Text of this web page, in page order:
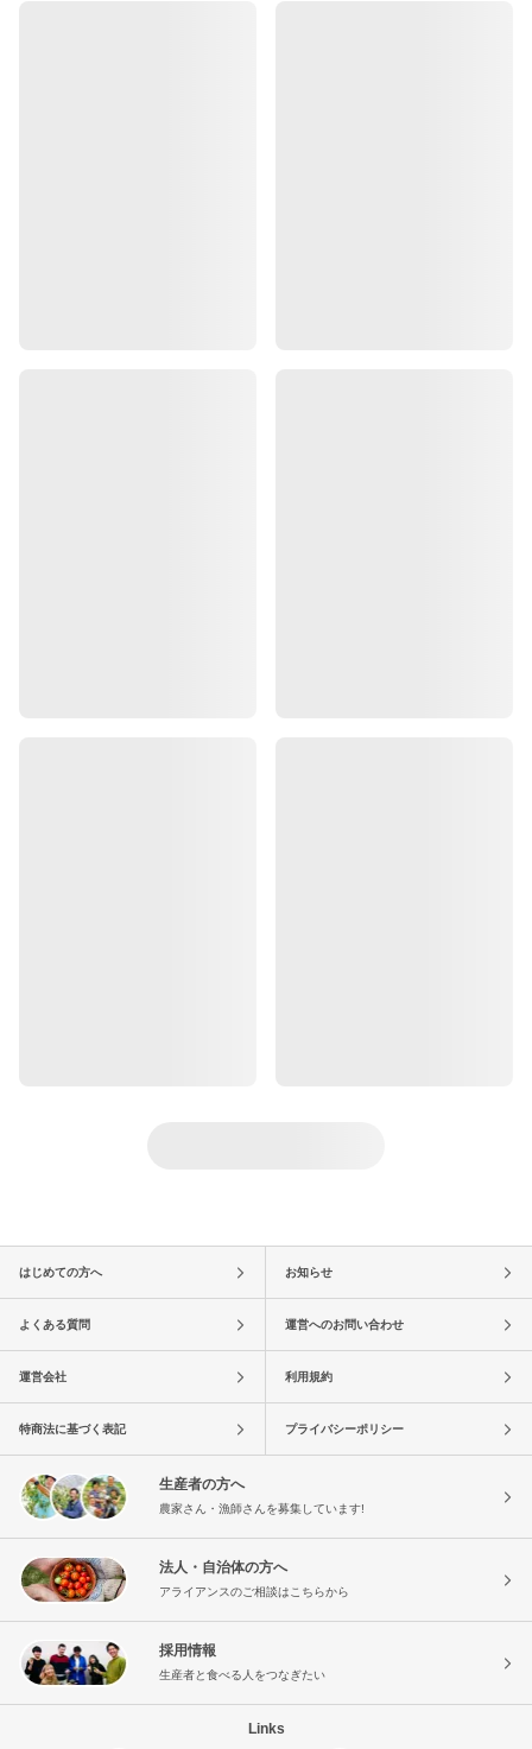
はじめての方へ お知らせ
よくある質問 運営へのお問い合わせ
運営会社 利用規約
特商法に基づく表記 プライバシーポリシー
生産者の方へ
農家さん・漁師さんを募集しています!
法人・自治体の方へ
アライアンスのご相談はこちらから
採用情報
生産者と食べる人をつなぎたい
Links